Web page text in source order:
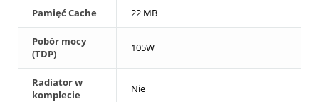
Pamięć Cache 22 MB
Pobór mocy
(TDP)
105W
Radiator w
komplecie
Nie